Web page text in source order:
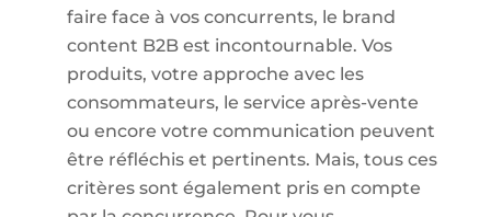
faire face à vos concurrents, le brand
content B2B est incontournable. Vos
produits, votre approche avec les
consommateurs, le service après-vente
ou encore votre communication peuvent
être réfléchis et pertinents. Mais, tous ces
critères sont également pris en compte